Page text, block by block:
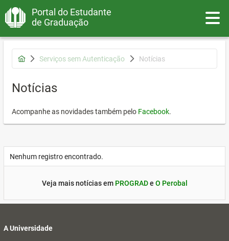
Portal do Estudante
de Graduação
Serviços sem Autenticação Notícias
Notícias
Acompanhe as novidades também pelo Facebook.
Nenhum registro encontrado.
Veja mais notícias em PROGRADe O Perobal
A Universidade